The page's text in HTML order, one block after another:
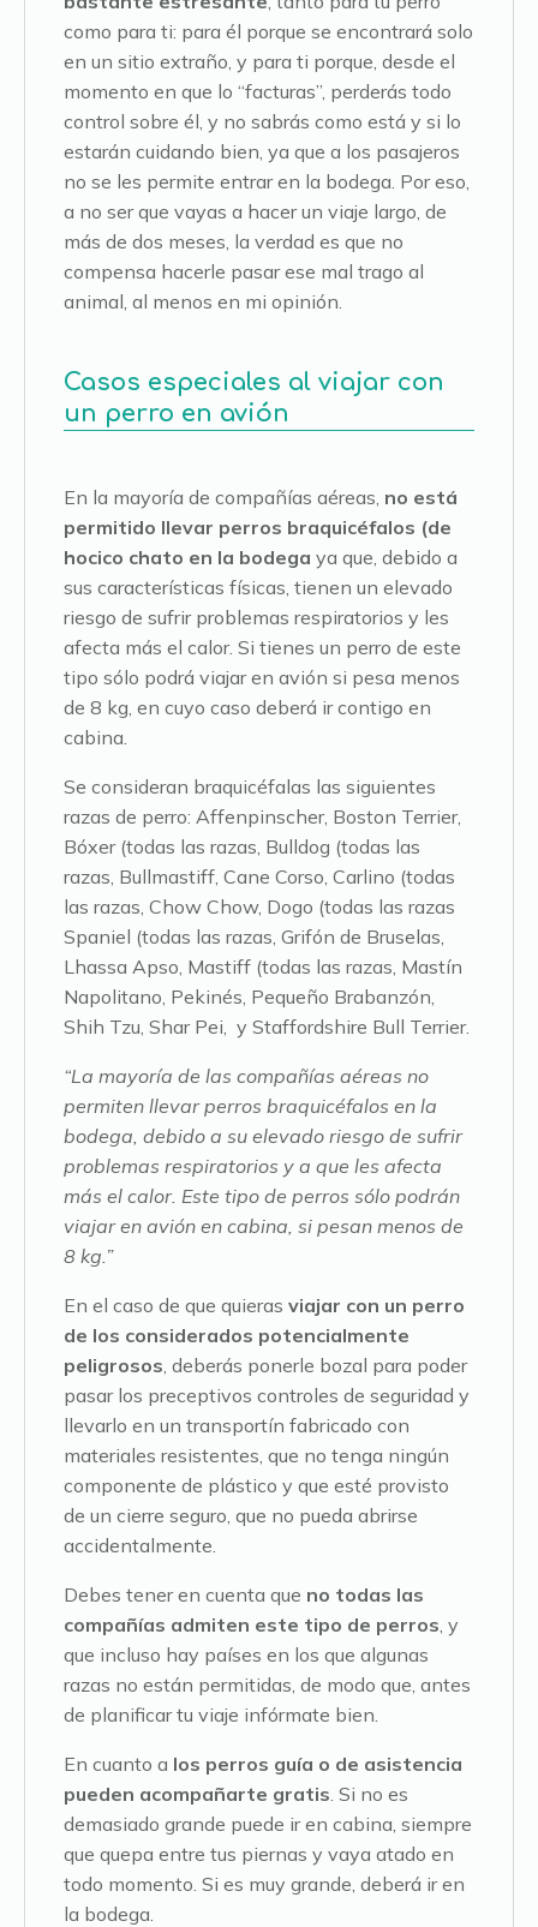
como para ti: para él porque se encontrará solo
en un sitio extraño, y para ti porque, desde el
momento en que lo “facturas”, perderás todo
control sobre él, y no sabrás como está y si lo
estarán cuidando bien, ya que a los pasajeros
no se les permite entrar en la bodega. Por eso,
a no ser que vayas a hacer un viaje largo, de
más de dos meses, la verdad es que no
compensa hacerle pasar ese mal trago al
animal, al menos en mi opinión.
Casos especiales al viajar con
un perro en avión
En la mayoría de compañías aéreas, no está
permitido llevar perros braquicéfalos (de
hocico chato en la bodega ya que, debido a
sus características físicas, tienen un elevado
riesgo de sufrir problemas respiratorios y les
afecta más el calor. Si tienes un perro de este
tipo sólo podrá viajar en avión si pesa menos
de 8 kg, en cuyo caso deberá ir contigo en
cabina.
Se consideran braquicéfalas las siguientes
razas de perro: Affenpinscher, Boston Terrier,
Bóxer (todas las razas, Bulldog (todas las
razas, Bullmastiff, Cane Corso, Carlino (todas
las razas, Chow Chow, Dogo (todas las razas
Spaniel (todas las razas, Grifón de Bruselas,
Lhassa Apso, Mastiff (todas las razas, Mastín
Napolitano, Pekinés, Pequeño Brabanzón,
Shih Tzu, Shar Pei, y Staffordshire Bull Terrier.
“La mayoría de las compañías aéreas no
permiten llevar perros braquicéfalos en la
bodega, debido a su elevado riesgo de sufrir
problemas respiratorios y a que les afecta
más el calor. Este tipo de perros sólo podrán
viajar en avión en cabina, si pesan menos de
8 kg.”
En el caso de que quieras viajar con un perro
de los considerados potencialmente
peligrosos , deberás ponerle bozal para poder
pasar los preceptivos controles de seguridad y
llevarlo en un transportín fabricado con
materiales resistentes, que no tenga ningún
componente de plástico y que esté provisto
de un cierre seguro, que no pueda abrirse
accidentalmente.
Debes tener en cuenta que no todas las
compañías admiten este tipo de perros , y
que incluso hay países en los que algunas
razas no están permitidas, de modo que, antes
de planificar tu viaje infórmate bien.
En cuanto a los perros guía o de asistencia
pueden acompañarte gratis . Si no es
demasiado grande puede ir en cabina, siempre
que quepa entre tus piernas y vaya atado en
todo momento. Si es muy grande, deberá ir en
la bodega.